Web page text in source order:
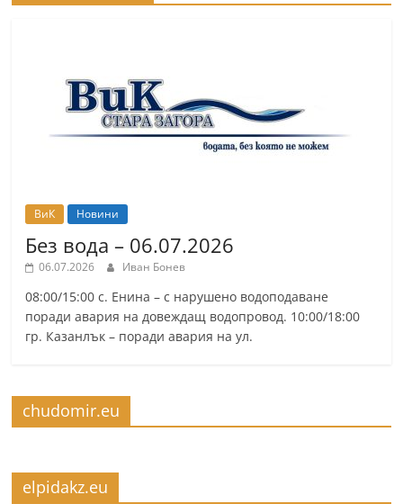
ВиК Новини
Без вода – 06.07.2026
06.07.2026 Иван Бонев
08:00/15:00 с. Енина – с нарушено водоподаване
поради авария на довеждащ водопровод. 10:00/18:00
гр. Казанлък – поради авария на ул.
chudomir.eu
elpidakz.eu